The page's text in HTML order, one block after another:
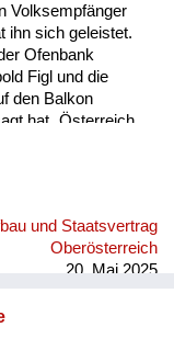
Volksempfänger
ihn sich geleistet.
Ofenbank
Figl und die
den Balkon
hat „Österreich
verloren gehabt hat.
ein Wendep...
und Staatsvertrag
Oberösterreich
20. Mai 2025